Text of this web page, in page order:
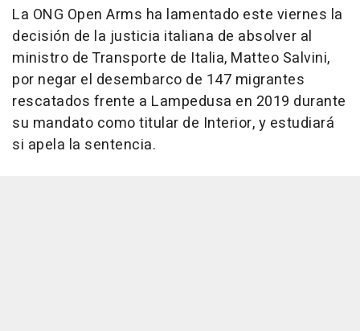
La ONG Open Arms ha lamentado este viernes la
decisión de la justicia italiana de absolver al
ministro de Transporte de Italia, Matteo Salvini,
por negar el desembarco de 147 migrantes
rescatados frente a Lampedusa en 2019 durante
su mandato como titular de Interior, y estudiará
si apela la sentencia.